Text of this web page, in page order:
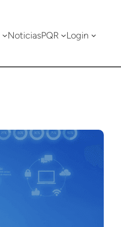
NoticiasPQR Login